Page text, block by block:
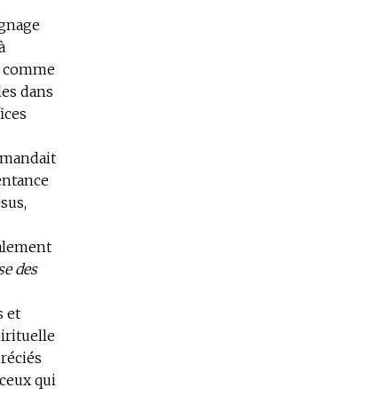
comme
dans
des
et
qui